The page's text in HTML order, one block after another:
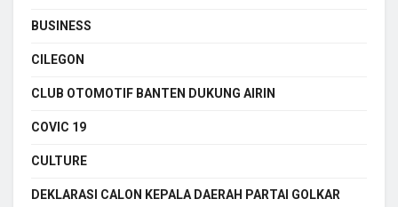
BUSINESS
CILEGON
CLUB OTOMOTIF BANTEN DUKUNG AIRIN
COVIC 19
CULTURE
DEKLARASI CALON KEPALA DAERAH PARTAI GOLKAR